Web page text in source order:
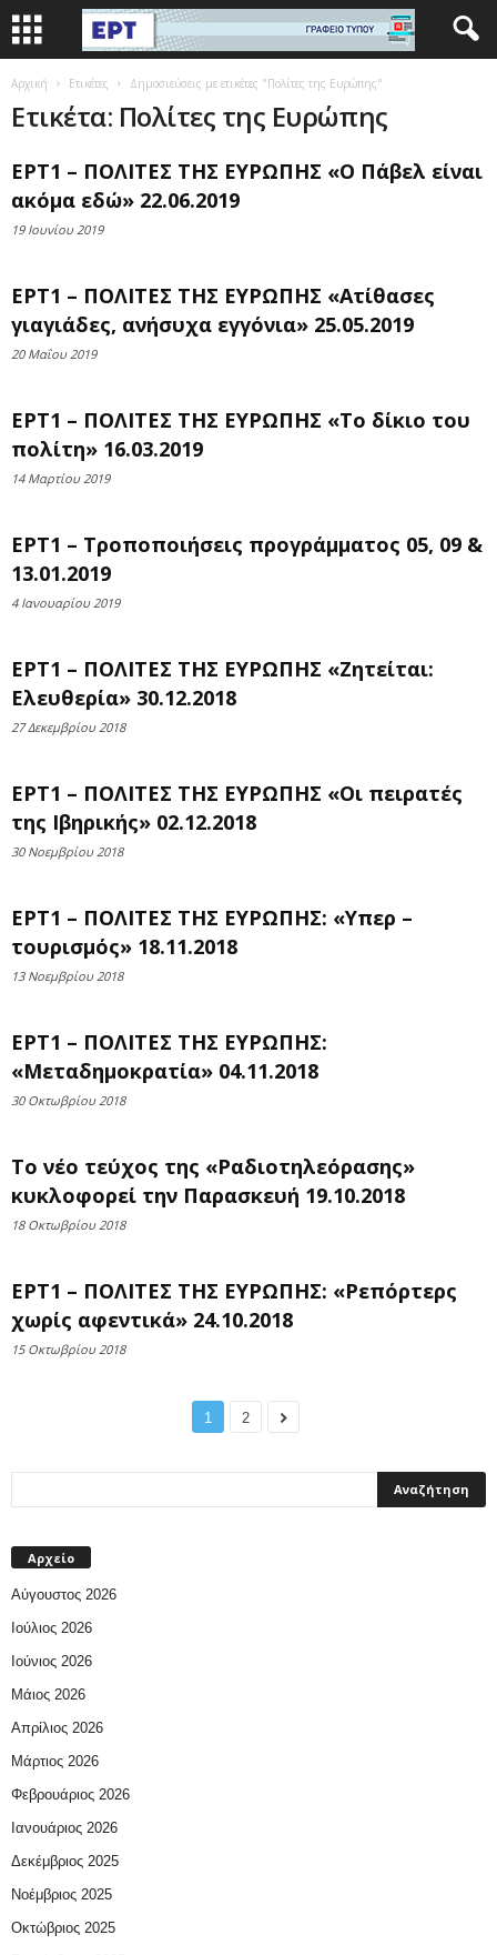
Αρχική Ετικέτες Δημοσιεύσεις με ετικέτες "Πολίτες της Ευρώπης"
Ετικέτα: Πολίτες της Ευρώπης
ΕΡΤ1 – ΠΟΛΙΤΕΣ ΤΗΣ ΕΥΡΩΠΗΣ «Ο Πάβελ είναι
ακόμα εδώ» 22.06.2019
19 Ιουνίου 2019
ΕΡΤ1 – ΠΟΛΙΤΕΣ ΤΗΣ ΕΥΡΩΠΗΣ «Ατίθασες
γιαγιάδες, ανήσυχα εγγόνια» 25.05.2019
20 Μαΐου 2019
ΕΡΤ1 – ΠΟΛΙΤΕΣ ΤΗΣ ΕΥΡΩΠΗΣ «Το δίκιο του
πολίτη» 16.03.2019
14 Μαρτίου 2019
ΕΡΤ1 – Τροποποιήσεις προγράμματος 05, 09 &
13.01.2019
4 Ιανουαρίου 2019
ΕΡΤ1 – ΠΟΛΙΤΕΣ ΤΗΣ ΕΥΡΩΠΗΣ «Ζητείται:
Ελευθερία» 30.12.2018
27 Δεκεμβρίου 2018
ΕΡΤ1 – ΠΟΛΙΤΕΣ ΤΗΣ ΕΥΡΩΠΗΣ «Οι πειρατές
της Ιβηρικής» 02.12.2018
30 Νοεμβρίου 2018
ΕΡΤ1 – ΠΟΛΙΤΕΣ ΤΗΣ ΕΥΡΩΠΗΣ: «Υπερ –
τουρισμός» 18.11.2018
13 Νοεμβρίου 2018
ΕΡΤ1 – ΠΟΛΙΤΕΣ ΤΗΣ ΕΥΡΩΠΗΣ:
«Μεταδημοκρατία» 04.11.2018
30 Οκτωβρίου 2018
Το νέο τεύχος της «Ραδιοτηλεόρασης»
κυκλοφορεί την Παρασκευή 19.10.2018
18 Οκτωβρίου 2018
ΕΡΤ1 – ΠΟΛΙΤΕΣ ΤΗΣ ΕΥΡΩΠΗΣ: «Ρεπόρτερς
χωρίς αφεντικά» 24.10.2018
15 Οκτωβρίου 2018
1 2
Αρχείο
Αύγουστος 2026
Ιούλιος 2026
Ιούνιος 2026
Μάιος 2026
Απρίλιος 2026
Μάρτιος 2026
Φεβρουάριος 2026
Ιανουάριος 2026
Δεκέμβριος 2025
Νοέμβριος 2025
Οκτώβριος 2025